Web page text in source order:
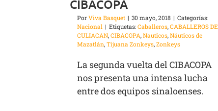
CIBACOPA
PorViva Basquet | 30 mayo, 2018 | Categorías:
Nacional | Etiquetas:Caballeros,CABALLEROS DE
CULIACAN,CIBACOPA,Nauticos,Náuticos de
Mazatlán,Tijuana Zonkeys,Zonkeys
La segunda vuelta del CIBACOPA
nos presenta una intensa lucha
entre dos equipos sinaloenses.